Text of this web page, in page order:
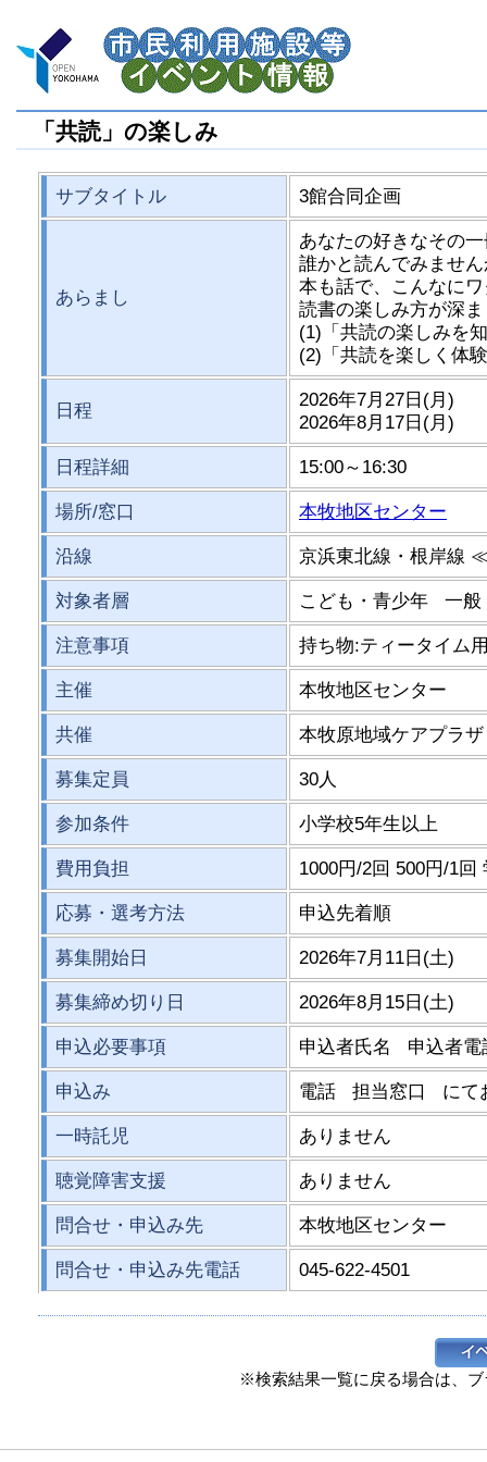
「共読」の楽しみ
サブタイトル 3館合同企画
あらまし
あなたの好きなその
誰かと読んでみませ
本も話で、こんなに
読書の楽しみ方が深
(1)「共読の楽しみを
(2)「共読を楽しく体
日程
2026年7月27日(月)
2026年8月17日(月)
日程詳細 15:00～16:30
場所/窓口 本牧地区センター
沿線 京浜東北線・根岸線
対象者層 こども・青少年 一
注意事項 持ち物:ティータイム
主催 本牧地区センター
共催 本牧原地域ケアプラ
募集定員 30人
参加条件 小学校5年生以上
費用負担 1000円/2回 500円/1回
応募・選考方法 申込先着順
募集開始日 2026年7月11日(土)
募集締め切り日 2026年8月15日(土)
申込必要事項 申込者氏名 申込者
申込み 電話 担当窓口 にて
一時託児 ありません
聴覚障害支援 ありません
問合せ・申込み先 本牧地区センター
問合せ・申込み先電話 045-622-4501
※検索結果一覧に戻る場合は、